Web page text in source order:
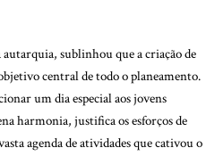
sublinhou que a criação de
central de todo o planeamento.
um dia especial aos jovens
harmonia, justifica os esforços de
agenda de atividades que cativou o